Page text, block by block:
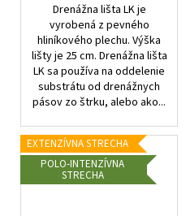
Drenážna lišta LK je
vyrobená z pevného
hliníkového plechu. Výška
lišty je 25 cm. Drenážna lišta
LK sa používa na oddelenie
substrátu od drenážnych
pásov zo štrku, alebo ako...
EXTENZÍVNA STRECHA
POLO-INTENZÍVNA
STRECHA